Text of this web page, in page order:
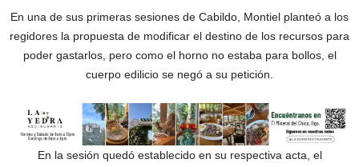
En una de sus primeras sesiones de Cabildo, Montiel planteó a los
regidores la propuesta de modificar el destino de los recursos para
poder gastarlos, pero como el horno no estaba para bollos, el
cuerpo edilicio se negó a su petición.
En la sesión quedó establecido en su respectiva acta, el